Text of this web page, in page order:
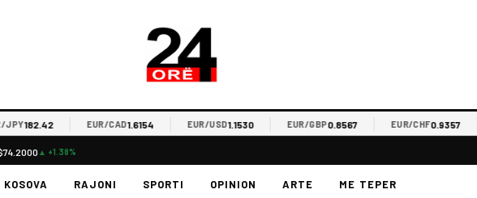
182.42 EUR/CAD1.6154 EUR/USD1.1530 EUR/GBP0.8567 EUR/CHF0.9357
▲ +1.38%
KOSOVA RAJONI SPORTI OPINION ARTE ME TEPER